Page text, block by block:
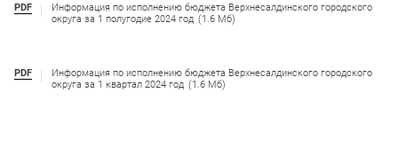
PDF
Информация по исполнению бюджета Верхнесалдинского городского
округа за 1 полугодие 2024 год (1.6 Мб)
PDF
Информация по исполнению бюджета Верхнесалдинского городского
округа за 1 квартал 2024 год (1.6 Мб)